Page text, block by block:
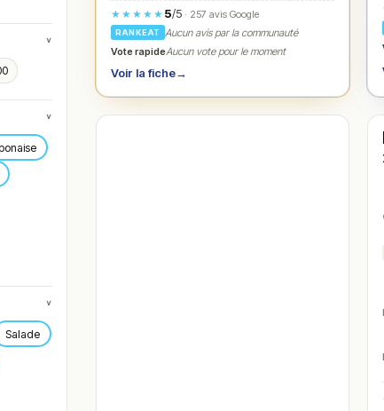
˅
˅
˅
Salade
★★★★★ 5/5· 257 avis Google
RANKEAT
Aucun avis par la communauté
Vote rapideAucun vote pour le moment
Voir la fiche→